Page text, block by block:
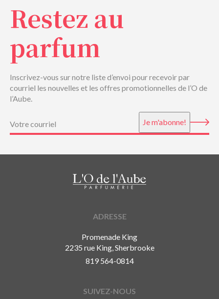
Restez au
parfum
Inscrivez-vous sur notre liste d’envoi pour recevoir par
courriel les nouvelles et les offres promotionnelles de l’O de
l’Aube.
Je m'abonne!
ADRESSE
Promenade King
2235 rue King, Sherbrooke
819 564-0814
SUIVEZ-NOUS